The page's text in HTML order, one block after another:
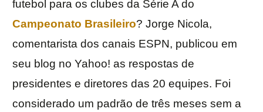
futebol para os clubes da Série A do
Campeonato Brasileiro? Jorge Nicola,
comentarista dos canais ESPN, publicou em
seu blog no Yahoo! as respostas de
presidentes e diretores das 20 equipes. Foi
considerado um padrão de três meses sem a